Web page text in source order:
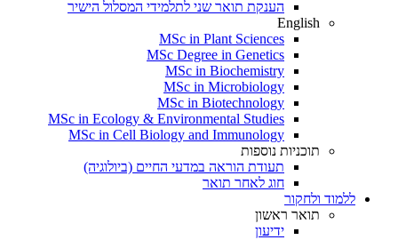
הענקת תואר שני לתלמידי המסלול הישיר
English
MSc in Plant Sciences
MSc Degree in Genetics
MSc in Biochemistry
MSc in Microbiology
MSc in Biotechnology
MSc in Ecology & Environmental Studies
MSc in Cell Biology and Immunology
תוכניות נוספות
תעודת הוראה במדעי החיים (ביולוגיה)
חוג לאחר תואר
ללמוד ולחקור
תואר ראשון
ידיעון